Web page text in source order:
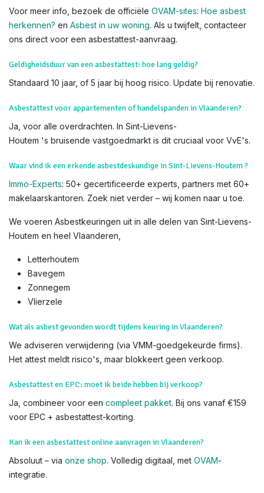
Voor meer info, bezoek de officiële OVAM-sites: Hoe asbest
herkennen? en Asbest in uw woning. Als u twijfelt, contacteer
ons direct voor een asbestattest-aanvraag.
Geldigheidsduur van een asbestattest: hoe lang geldig?
Standaard 10 jaar, of 5 jaar bij hoog risico. Update bij renovatie.
Asbestattest voor appartementen of handelspanden in Vlaanderen?
Ja, voor alle overdrachten. In Sint-Lievens-
Houtem 's bruisende vastgoedmarkt is dit cruciaal voor VvE's.
Waar vind ik een erkende asbestdeskundige in Sint-Lievens-Houtem ?
Immo-Experts: 50+ gecertificeerde experts, partners met 60+
makelaarskantoren. Zoek niet verder – wij komen naar u toe.
We voeren Asbestkeuringen uit in alle delen van Sint-Lievens-
Houtem en heel Vlaanderen,
Letterhoutem
Bavegem
Zonnegem
Vlierzele
Wat als asbest gevonden wordt tijdens keuring in Vlaanderen?
We adviseren verwijdering (via VMM-goedgekeurde firms).
Het attest meldt risico's, maar blokkeert geen verkoop.
Asbestattest en EPC: moet ik beide hebben bij verkoop?
Ja, combineer voor een compleet pakket. Bij ons vanaf €159
voor EPC + asbestattest-korting.
Kan ik een asbestattest online aanvragen in Vlaanderen?
Absoluut – via onze shop. Volledig digitaal, met OVAM-
integratie.